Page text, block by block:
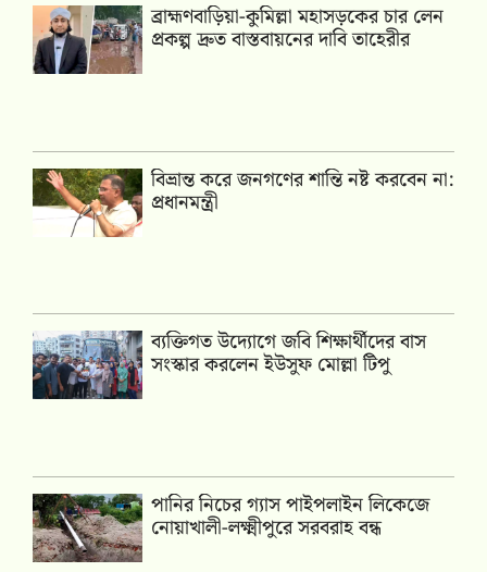
ব্রাহ্মণবাড়িয়া-কুমিল্লা মহাসড়কের চার লেন
প্রকল্প দ্রুত বাস্তবায়নের দাবি তাহেরীর
বিভ্রান্ত করে জনগণের শান্তি নষ্ট করবেন না:
প্রধানমন্ত্রী
ব্যক্তিগত উদ্যোগে জবি শিক্ষার্থীদের বাস
সংস্কার করলেন ইউসুফ মোল্লা টিপু
পানির নিচের গ্যাস পাইপলাইন লিকেজে
নোয়াখালী-লক্ষ্মীপুরে সরবরাহ বন্ধ